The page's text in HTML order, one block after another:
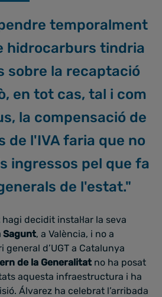
temporalment
hidrocarburs tindria
sobre la recaptació
en tot cas, tal i com
la compensació de
de l'IVA faria que no
ingressos pel que fa
de l'estat."
hagi decidit instal·lar la seva
Sagunt, a València, i no a
general d’UGT a Catalunya
de la Generalitat no ha posat
aquesta infraestructura i ha
Álvarez ha celebrat l’arribada